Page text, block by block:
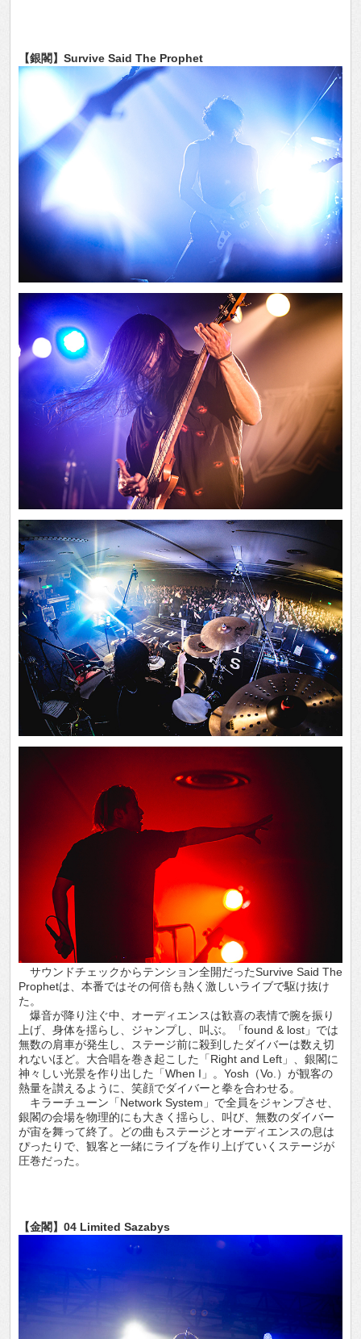
【銀閣】Survive Said The Prophet
サウンドチェックからテンション全開だったSurvive Said The
Prophetは、本番ではその何倍も熱く激しいライブで駆け抜け
た。
爆音が降り注ぐ中、オーディエンスは歓喜の表情で腕を振り
上げ、身体を揺らし、ジャンプし、叫ぶ。「found & lost」では
無数の肩車が発生し、ステージ前に殺到したダイバーは数え切
れないほど。大合唱を巻き起こした「Right and Left」、銀閣に
神々しい光景を作り出した「When I」。Yosh（Vo.）が観客の
熱量を讃えるように、笑顔でダイバーと拳を合わせる。
キラーチューン「Network System」で全員をジャンプさせ、
銀閣の会場を物理的にも大きく揺らし、叫び、無数のダイバー
が宙を舞って終了。どの曲もステージとオーディエンスの息は
ぴったりで、観客と一緒にライブを作り上げていくステージが
圧巻だった。
【金閣】04 Limited Sazabys